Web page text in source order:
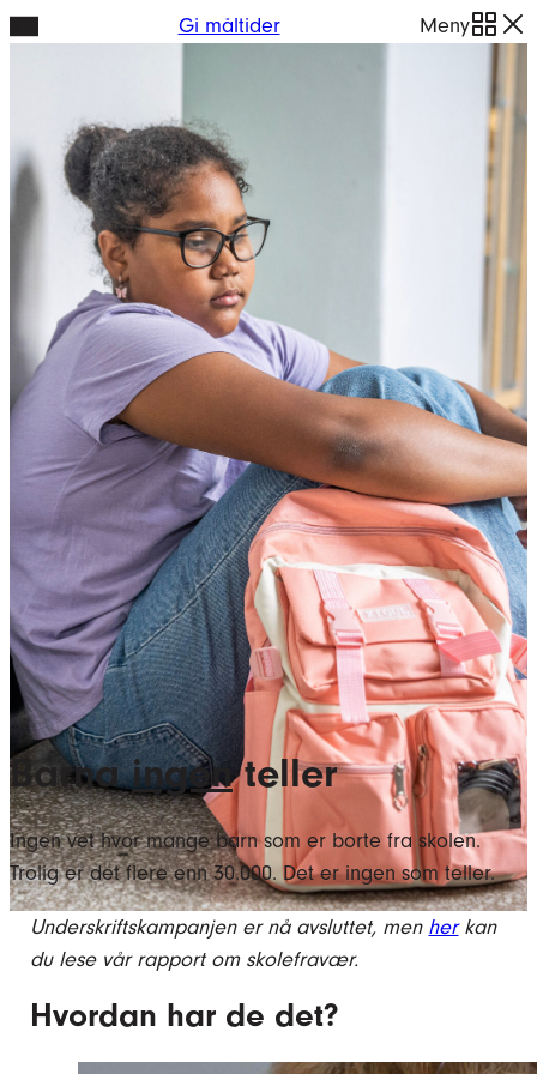
Hopp
Gi måltider Meny
Barnaingenteller
Ingen vet hvor mange barn som er borte fra skolen.
Trolig er det flere enn 30.000. Det er ingen som teller.
Underskriftskampanjen er nå avsluttet, men herkan
du lese vår rapport om skolefravær.
Hvordan har de det?